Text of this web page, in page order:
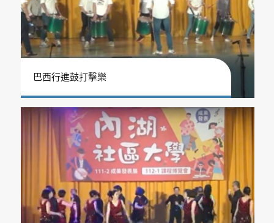
巴西行進鼓打擊樂